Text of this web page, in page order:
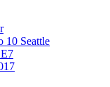
10 Seattle